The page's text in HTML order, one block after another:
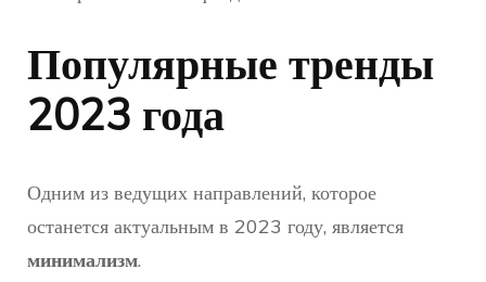
Популярные тренды
2023 года
Одним из ведущих направлений, которое
останется актуальным в 2023 году, является
минимализм.